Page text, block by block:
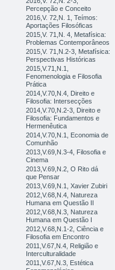
Percepção e Conceito
2016,V. 72,N. 1, Teímos:
Aportações Filosóficas
2015,V. 71,N. 4, Metafísica:
Problemas Contemporâneos
2015,V. 71,N.2-3, Metafísica:
Perspectivas Históricas
2015,V.71,N.1,
Fenomenologia e Filosofia
Prática
2014,V.70,N.4, Direito e
Filosofia: Intersecções
2014,V.70,N.2-3, Direito e
Filosofia: Fundamentos e
Hermenêutica
2014,V.70,N.1, Economia de
Comunhão
2013,V.69,N.3-4, Filosofia e
Cinema
2013,V.69,N.2, O Rito dá
que Pensar
2013,V.69,N.1, Xavier Zubiri
2012,V.68,N.4, Natureza
Humana em Questão II
2012,V.68,N.3, Natureza
Humana em Questão I
2012,V.68,N.1-2, Ciência e
Filosofia em Encontro
2011,V.67,N.4, Religião e
Interculturalidade
2011,V.67,N.3, Estética